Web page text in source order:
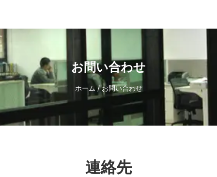
お問い合わせ
ホーム/ お問い合わせ
連絡先